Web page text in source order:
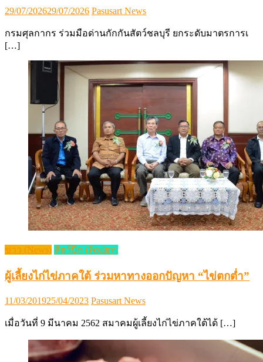
Posted
29/07/202629/07/2026 Author
Pasusart News
กรมศุลกากร ร่วมมือด่านกักกันสัตว์ชลบุรี ยกระดับมาตรการเ
[…]
ข่าว (News) สัตว์ปีก (Poultry)
ผู้เลี้ยงไก่ไข่ภาคใต้ ร่วมหาทางออกปัญหา “ไข่ตกต่ำ”
Posted
11/03/201925/04/2023 Author
Pasusart News
เมื่อวันที่ 9 มีนาคม 2562 สมาคมผู้เลี้ยงไก่ไข่ภาคใต้ได้ […]